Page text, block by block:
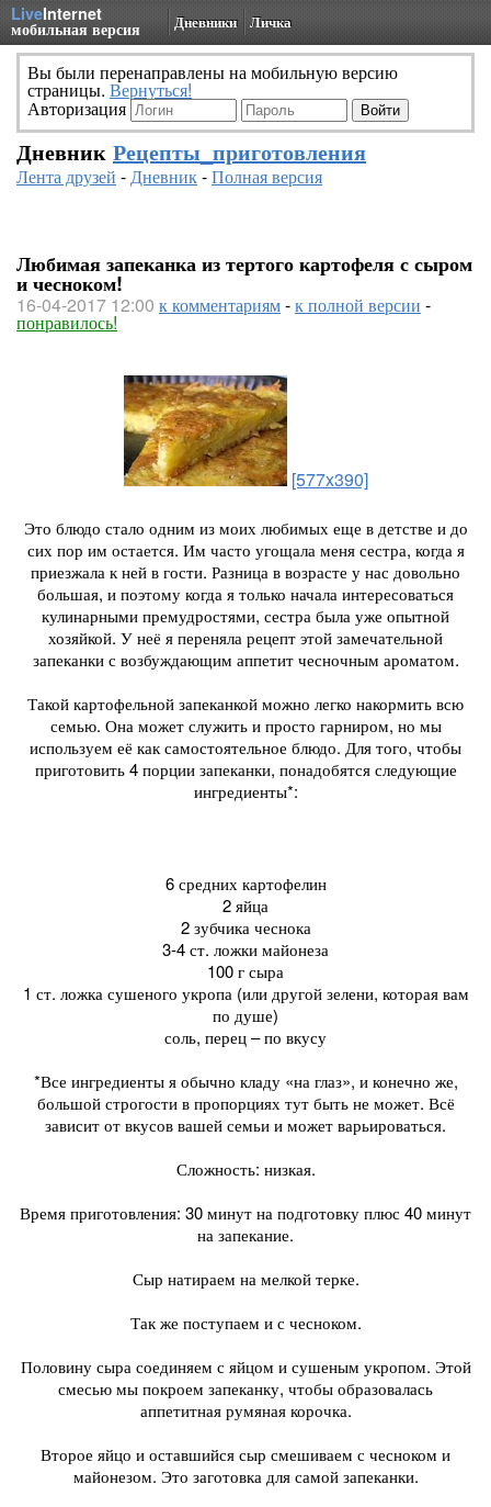
LiveInternet
мобильная версия Дневники Личка
Вы были перенаправлены на мобильную версию
страницы. Вернуться!
Авторизация
Дневник Рецепты_приготовления
Лента друзей -Дневник-Полная версия
Любимая запеканка из тертого картофеля с сыром
и чесноком!
16-04-2017 12:00 к комментариям-к полной версии -
понравилось!
[577x390]
Это блюдо стало одним из моих любимых еще в детстве и до
сих пор им остается. Им часто угощала меня сестра, когда я
приезжала к ней в гости. Разница в возрасте у нас довольно
большая, и поэтому когда я только начала интересоваться
кулинарными премудростями, сестра была уже опытной
хозяйкой. У неё я переняла рецепт этой замечательной
запеканки с возбуждающим аппетит чесночным ароматом.
Такой картофельной запеканкой можно легко накормить всю
семью. Она может служить и просто гарниром, но мы
используем её как самостоятельное блюдо. Для того, чтобы
приготовить 4 порции запеканки, понадобятся следующие
ингредиенты*:
6 средних картофелин
2 яйца
2 зубчика чеснока
3-4 ст. ложки майонеза
100 г сыра
1 ст. ложка сушеного укропа (или другой зелени, которая вам
по душе)
соль, перец – по вкусу
*Все ингредиенты я обычно кладу «на глаз», и конечно же,
большой строгости в пропорциях тут быть не может. Всё
зависит от вкусов вашей семьи и может варьироваться.
Сложность: низкая.
Время приготовления: 30 минут на подготовку плюс 40 минут
на запекание.
Сыр натираем на мелкой терке.
Так же поступаем и с чесноком.
Половину сыра соединяем с яйцом и сушеным укропом. Этой
смесью мы покроем запеканку, чтобы образовалась
аппетитная румяная корочка.
Второе яйцо и оставшийся сыр смешиваем с чесноком и
майонезом. Это заготовка для самой запеканки.